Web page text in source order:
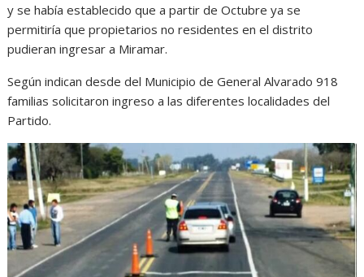
y se había establecido que a partir de Octubre ya se
permitiría que propietarios no residentes en el distrito
pudieran ingresar a Miramar.
Según indican desde del Municipio de General Alvarado 918
familias solicitaron ingreso a las diferentes localidades del
Partido.